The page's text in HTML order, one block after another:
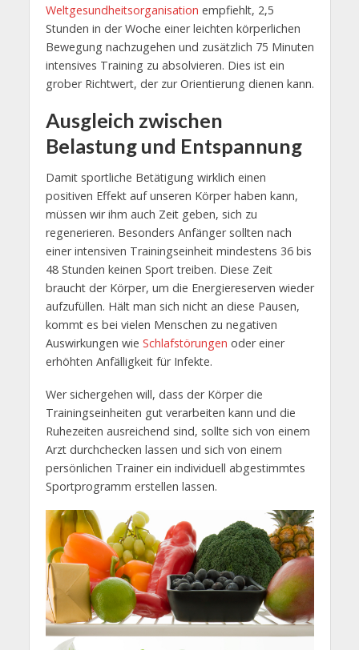
Weltgesundheitsorganisation empfiehlt, 2,5
Stunden in der Woche einer leichten körperlichen
Bewegung nachzugehen und zusätzlich 75 Minuten
intensives Training zu absolvieren. Dies ist ein
grober Richtwert, der zur Orientierung dienen kann.
Ausgleich zwischen
Belastung und Entspannung
Damit sportliche Betätigung wirklich einen
positiven Effekt auf unseren Körper haben kann,
müssen wir ihm auch Zeit geben, sich zu
regenerieren. Besonders Anfänger sollten nach
einer intensiven Trainingseinheit mindestens 36 bis
48 Stunden keinen Sport treiben. Diese Zeit
braucht der Körper, um die Energiereserven wieder
aufzufüllen. Hält man sich nicht an diese Pausen,
kommt es bei vielen Menschen zu negativen
Auswirkungen wie Schlafstörungen oder einer
erhöhten Anfälligkeit für Infekte.
Wer sichergehen will, dass der Körper die
Trainingseinheiten gut verarbeiten kann und die
Ruhezeiten ausreichend sind, sollte sich von einem
Arzt durchchecken lassen und sich von einem
persönlichen Trainer ein individuell abgestimmtes
Sportprogramm erstellen lassen.